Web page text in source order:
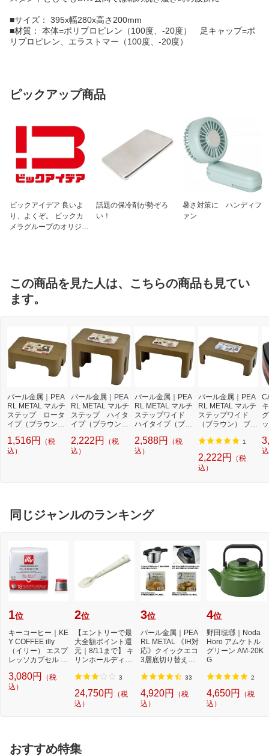
■サイズ： 395x幅280x高さ200mm
■材質： 本体=ポリプロピレン（100度、-20度） 足キャップ=ポ
リプロピレン、エラストマー（100度、-20度）
ピックアップ商品
ビックアイデア 良いよ
り、よくぞ。 ビックカ
メラグループのオリジナ
話題の保冷剤が勢ぞろ
い！
暑さ対策に ハンディフ
ァン
この商品を見た人は、こちらの商品も見てい
ます。
パール金属｜PEA
RL METAL マルチ
ステップ ロータ
イプ（ブラウン）
1,516円
（税
込）
パール金属｜PEA
RL METAL マルチ
ステップ ハイタ
イプ（ブラウン）
2,222円
（税
込）
パール金属｜PEA
RL METAL マルチ
ステップワイド
ハイタイプ（ブラ
B-3073
2,588円
（税
込）
パール金属｜PEA
RL METAL マルチ
ステップワイド
（ブラウン） ブラ
1
2,222円
（税
込）
同じジャンルのランキング
1位
キーコーヒー｜KE
Y COFFEE illy
（イリー） エスプ
レッソカプセル ミ
ト...
3,080円
（税
込）
2位
【エントリーで最
大全額ポイント還
元｜8/11まで】 キ
リンホールディン
3
24,750円
（税
込）
3位
パール金属｜PEA
RL METAL 《IH対
応》クイックエコ
3層底切り替え式
40...
33
4,920円
（税
込）
4位
野田琺瑯｜Noda
Horo アムケトル
グリーン AM-20K
G
2
4,650円
（税
込）
おすすめ特集